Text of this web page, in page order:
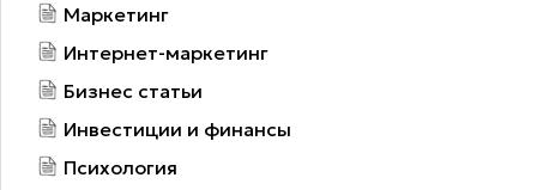
Маркетинг
Интернет-маркетинг
Бизнес статьи
Инвестиции и финансы
Психология